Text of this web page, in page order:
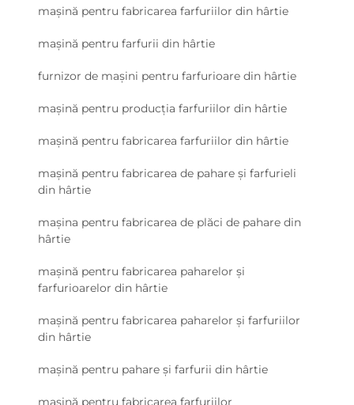
mașină pentru fabricarea farfuriilor din hârtie
mașină pentru farfurii din hârtie
furnizor de mașini pentru farfurioare din hârtie
mașină pentru producția farfuriilor din hârtie
mașină pentru fabricarea farfuriilor din hârtie
mașină pentru fabricarea de pahare și farfurieli
din hârtie
mașina pentru fabricarea de plăci de pahare din
hârtie
mașină pentru fabricarea paharelor și
farfurioarelor din hârtie
mașină pentru fabricarea paharelor și farfuriilor
din hârtie
mașină pentru pahare și farfurii din hârtie
mașină pentru fabricarea farfuriilor